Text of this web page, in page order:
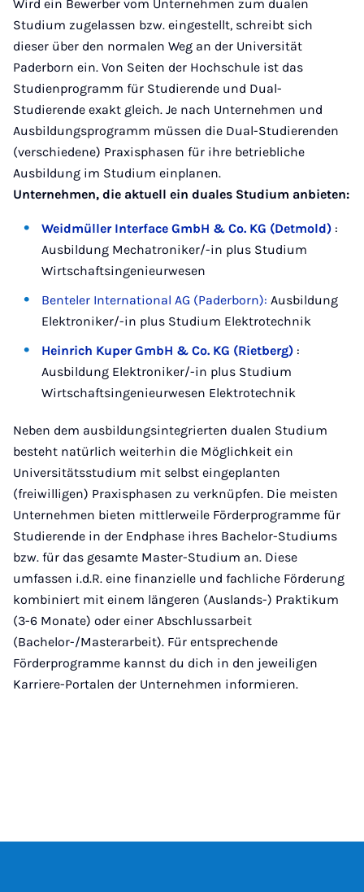
Wird ein Bewerber vom Unternehmen zum dualen
Studium zugelassen bzw. eingestellt, schreibt sich
dieser über den normalen Weg an der Universität
Paderborn ein. Von Seiten der Hochschule ist das
Studienprogramm für Studierende und Dual-
Studierende exakt gleich. Je nach Unternehmen und
Ausbildungsprogramm müssen die Dual-Studierenden
(verschiedene) Praxisphasen für ihre betriebliche
Ausbildung im Studium einplanen.
Unternehmen, die aktuell ein duales Studium anbieten:
Weidmüller Interface GmbH & Co. KG (Detmold) :
Ausbildung Mechatroniker/-in plus Studium
Wirtschaftsingenieurwesen
Benteler International AG (Paderborn): Ausbildung
Elektroniker/-in plus Studium Elektrotechnik
Heinrich Kuper GmbH & Co. KG (Rietberg) :
Ausbildung Elektroniker/-in plus Studium
Wirtschaftsingenieurwesen Elektrotechnik
Neben dem ausbildungsintegrierten dualen Studium
besteht natürlich weiterhin die Möglichkeit ein
Universitätsstudium mit selbst eingeplanten
(freiwilligen) Praxisphasen zu verknüpfen. Die meisten
Unternehmen bieten mittlerweile Förderprogramme für
Studierende in der Endphase ihres Bachelor-Studiums
bzw. für das gesamte Master-Studium an. Diese
umfassen i.d.R. eine finanzielle und fachliche Förderung
kombiniert mit einem längeren (Auslands-) Praktikum
(3-6 Monate) oder einer Abschlussarbeit
(Bachelor-/Masterarbeit). Für entsprechende
Förderprogramme kannst du dich in den jeweiligen
Karriere-Portalen der Unternehmen informieren.